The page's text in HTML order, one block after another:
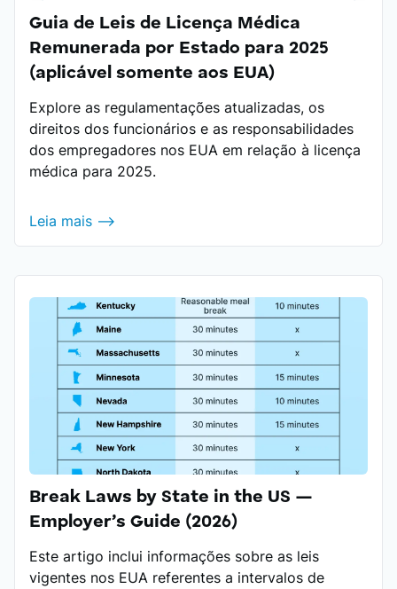
Guia de Leis de Licença Médica
Remunerada por Estado para 2025
(aplicável somente aos EUA)
Explore as regulamentações atualizadas, os
direitos dos funcionários e as responsabilidades
dos empregadores nos EUA em relação à licença
médica para 2025.
Leia mais ⟶
Break Laws by State in the US —
Employer’s Guide (2026)
Este artigo inclui informações sobre as leis
vigentes nos EUA referentes a intervalos de